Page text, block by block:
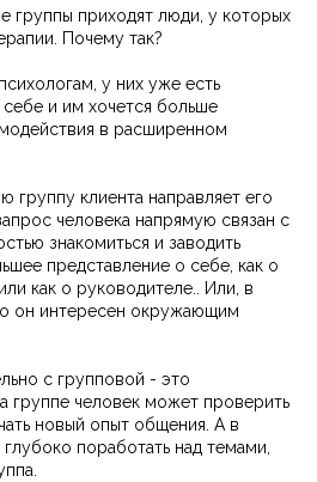
группы приходят люди, у которых
Почему так?
у них уже есть
и им хочется больше
в расширенном
группу клиента направляет его
человека напрямую связан с
знакомиться и заводить
представление о себе, как о
как о руководителе.. Или, в
он интересен окружающим
с групповой - это
группе человек может проверить
новый опыт общения. А в
поработать над темами,